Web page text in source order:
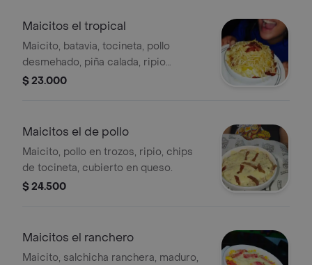
Maicitos el tropical
Maicito, batavia, tocineta, pollo
desmehado, piña calada, ripio
cubierto en queso.
$ 23.000
Maicitos el de pollo
Maicito, pollo en trozos, ripio, chips
de tocineta, cubierto en queso.
$ 24.500
Maicitos el ranchero
Maicito, salchicha ranchera, maduro,